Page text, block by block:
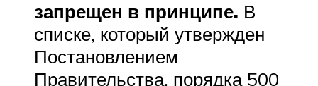
запрещен в принципе. В
списке, который утвержден
Постановлением
Правительства, порядка 500